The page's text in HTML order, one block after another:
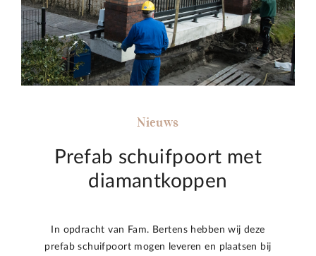
Nieuws
Prefab schuifpoort met
diamantkoppen
In opdracht van Fam. Bertens hebben wij deze
prefab schuifpoort mogen leveren en plaatsen bij